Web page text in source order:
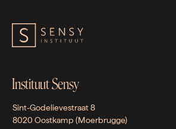
Instituut Sensy
Sint-Godelievestraat 8
8020 Oostkamp (Moerbrugge)